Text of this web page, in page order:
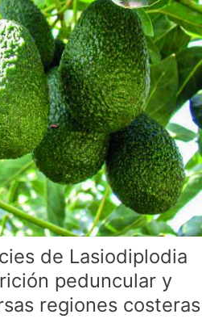
de Lasiodiplodia
peduncular y
regiones costeras